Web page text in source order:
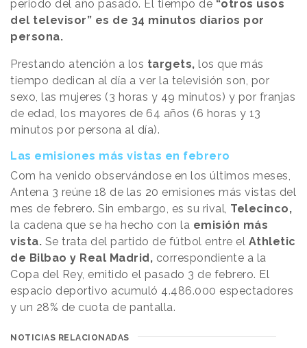
periodo del año pasado. El tiempo de “otros usos
del televisor” es de 34 minutos diarios por
persona.
Prestando atención a los targets, los que más
tiempo dedican al día a ver la televisión son, por
sexo, las mujeres (3 horas y 49 minutos) y por franjas
de edad, los mayores de 64 años (6 horas y 13
minutos por persona al día).
Las emisiones más vistas en febrero
Com ha venido observándose en los últimos meses,
Antena 3 reúne 18 de las 20 emisiones más vistas del
mes de febrero. Sin embargo, es su rival, Telecinco,
la cadena que se ha hecho con la emisión más
vista. Se trata del partido de fútbol entre el Athletic
de Bilbao y Real Madrid, correspondiente a la
Copa del Rey, emitido el pasado 3 de febrero. El
espacio deportivo acumuló 4.486.000 espectadores
y un 28% de cuota de pantalla.
NOTICIAS RELACIONADAS